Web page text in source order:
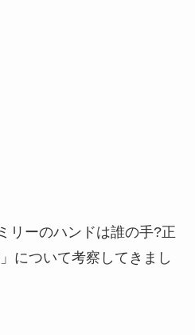
リーのハンドは誰の手?正
について考察してきまし